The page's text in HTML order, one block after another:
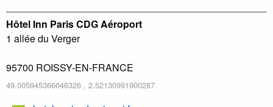
Hôtel Inn Paris CDG Aéroport
1 allée du Verger
95700 ROISSY-EN-FRANCE
49.005945366046326 , 2.52130991900287